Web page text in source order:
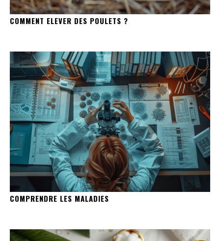
COMMENT ELEVER DES POULETS ?
COMPRENDRE LES MALADIES